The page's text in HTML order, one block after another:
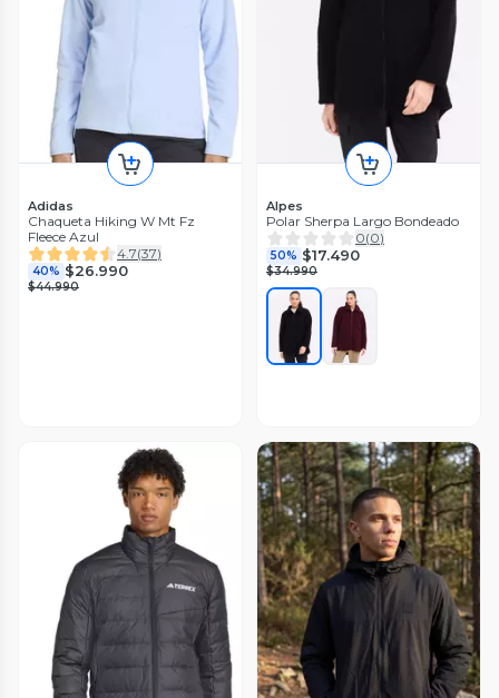
Adidas
Chaqueta Hiking W Mt Fz
Fleece Azul
4.7(37)
40% $26.990
$44.990
Alpes
Polar Sherpa Largo Bondeado
0(0)
50% $17.490
$34.990